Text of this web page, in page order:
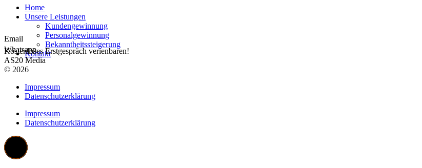
Home
Unsere Leistungen
Kundengewinnung
Personalgewinnung
Bekanntheitssteigerung
Kontakt
Kostenloses Erstgespräch verienbaren!
Whatsapp
Email
AS20 Media
© 2026
Impressum
Datenschutzerklärung
Impressum
Datenschutzerklärung